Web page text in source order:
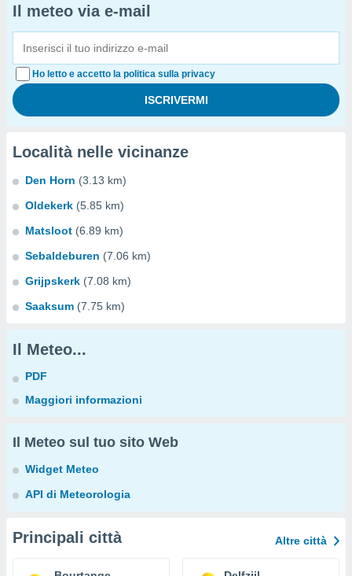
Il meteo via e-mail
Ho letto e accetto la politica sulla privacy
Località nelle vicinanze
Den Horn (3.13 km)
Oldekerk (5.85 km)
Matsloot (6.89 km)
Sebaldeburen (7.06 km)
Grijpskerk (7.08 km)
Saaksum (7.75 km)
Il Meteo...
PDF
Maggiori informazioni
Il Meteo sul tuo sito Web
Widget Meteo
API di Meteorologia
Principali città Altre città